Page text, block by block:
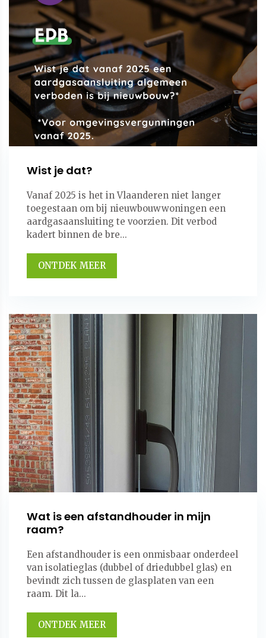
Wist je dat?
Vanaf 2025 is het in Vlaanderen niet langer
toegestaan om bij nieuwbouwwoningen een
aardgasaansluiting te voorzien. Dit verbod
kadert binnen de bre...
ONTDEK MEER
Wat is een afstandhouder in mijn
raam?
Een afstandhouder is een onmisbaar onderdeel
van isolatieglas (dubbel of driedubbel glas) en
bevindt zich tussen de glasplaten van een
raam. Dit la...
ONTDEK MEER